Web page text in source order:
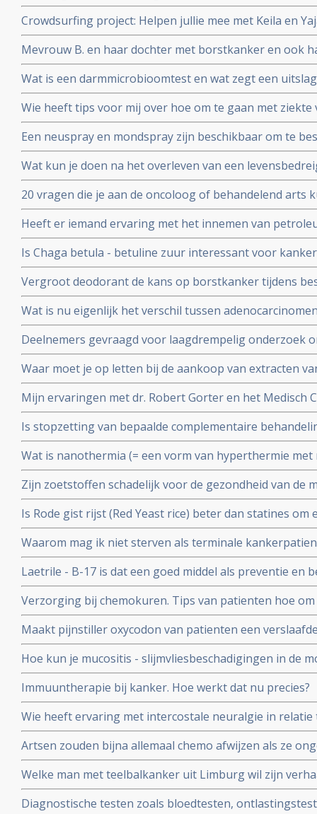
Crowdsurfing project: Helpen jullie mee met Keila en
afbouwen van een winkeltje zodat zij in hun eigen
Mevrouw B. en haar dochter met borstkanker en ook
waterstofapparaat. Een ervaringsverslag
Wat is een darmmicrobioomtest en wat zegt een
en gezondheid in het algemeen?
Wie heeft tips voor mij over hoe om te gaan met ziekte
wil zware chemo geven. Is er een alternatief?
Een neuspray en mondspray zijn beschikbaar om te
coronavirus - Covid-19. Te bestellen voor slechts 26
persoon.
Wat kun je doen na het overleven van een
20 vragen die je aan de oncoloog of behandelend arts
een recidief van kanker. Samengesteld door Kees
Heeft er iemand ervaring met het innemen van
Is Chaga betula - betuline zuur interessant voor
Vergroot deodorant de kans op borstkanker tijdens
studies bewijzen van niet. Deodorant is veilig te
Valstar.
Wat is nu eigenlijk het verschil tussen
basaalcelcarcinomen, sarcomen en blastomen?
Deelnemers gevraagd voor laagdrempelig onderzoek
door KEFIR plus BIEST (Bovine - Colostrum) te maken
Waar moet je op letten bij de aankoop van extracten
Hier wat richtlijnen
Mijn ervaringen met dr. Robert Gorter en het Medisch
waarschuwing
Is stopzetting van bepaalde complementaire
ziektekostenverzekeraars terecht of een
koste van patienten?
Wat is nanothermia (= een vorm van hyperthermie
mensen die hier ervaring mee hebben?
Zijn zoetstoffen schadelijk voor de gezondheid van de
aantasting van darmflora door bepaalde zoetstoffen.
Is Rode gist rijst (Red Yeast rice) beter dan statines
Arts-bioloog Engelbert Valstar analyseert aan de hand
Yeast Rice aanbevelen
Waarom mag ik niet sterven als terminale
Laetrile - B-17 is dat een goed middel als preventie en
Verzorging bij chemokuren. Tips van patienten hoe
chemokuur om deze beter te verdragen
Maakt pijnstiller oxycodon van patienten een
nicotine? In Amerika stierven al honderduizenden
Hoe kun je mucositis - slijmvliesbeschadigingen in de
radiotherapie voorkomen en behandelen?
Immuuntherapie bij kanker. Hoe werkt dat nu precies?
Wie heeft ervaring met intercostale neuralgie in
(bot-metastasen)? Weet iemand of hier
van de lever?
Artsen zouden bijna allemaal chemo afwijzen als ze
bewering wel?
Welke man met teelbalkanker uit Limburg wil zijn
de Limburger?
Diagnostische testen zoals bloedtesten,